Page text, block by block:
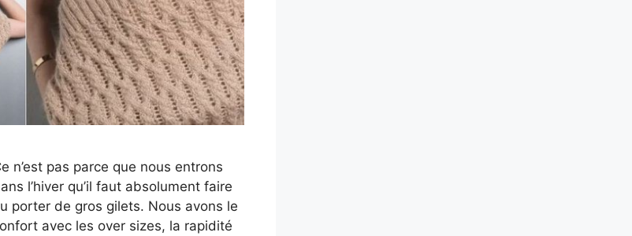
n’est pas parce que nous entrons
l’hiver qu’il faut absolument faire
porter de gros gilets. Nous avons le
avec les over sizes, la rapidité